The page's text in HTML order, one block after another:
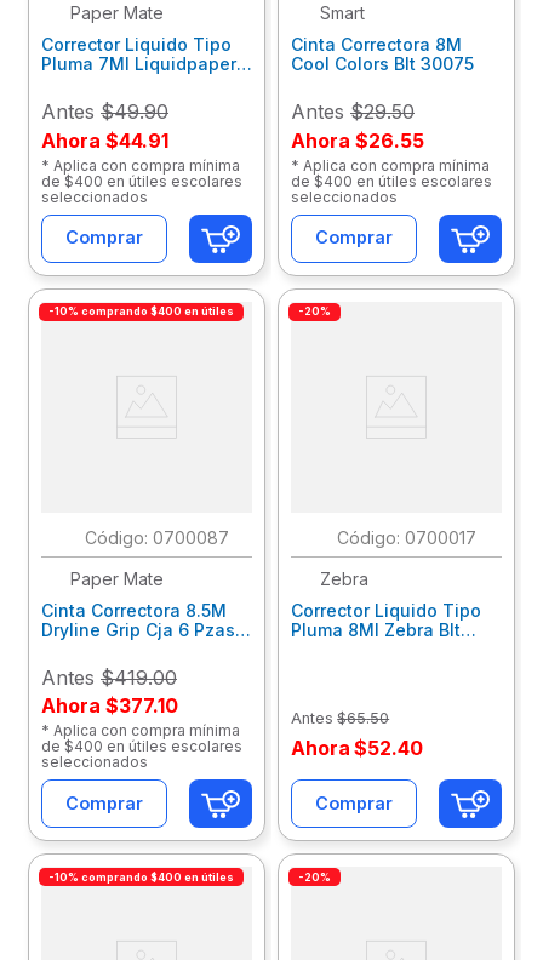
Paper Mate
Corrector Liquido Tipo
Pluma 7Ml Liquidpaper
Antes $49.90
Ahora $44.91
* Aplica con compra mínima
de $400 en útiles escolares
seleccionados
Comprar
Smart
Cinta Correctora 8M
Cool Colors Blt 30075
Antes $29.50
Ahora $26.55
* Aplica con compra mínima
de $400 en útiles escolares
seleccionados
Comprar
-10% comprando $400 en útiles
: 0700087
Paper Mate
Cinta Correctora 8.5M
Dryline Grip Cja 6 Pzas
Antes $419.00
Ahora $377.10
* Aplica con compra mínima
de $400 en útiles escolares
seleccionados
Comprar
-20%
: 0700017
Zebra
Corrector Liquido Tipo
Pluma 8Ml Zebra Blt
Antes $65.50
Ahora $52.40
Comprar
-10% comprando $400 en útiles -20%